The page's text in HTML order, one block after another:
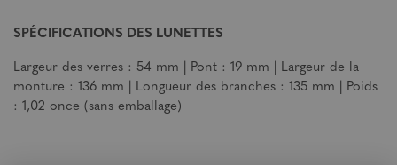
SPÉCIFICATIONS DES LUNETTES
Largeur des verres : 54 mm | Pont : 19 mm | Largeur de la
monture : 136 mm | Longueur des branches : 135 mm | Poids
: 1,02 once (sans emballage)